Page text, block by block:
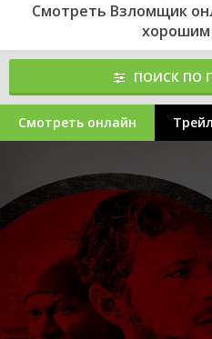
Смотреть Взломщик
хорошим
ПОИСК ПО
Смотреть онлайн